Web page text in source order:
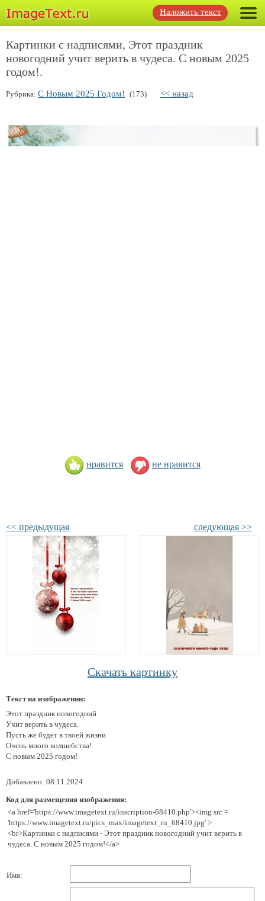
Наложить текст
Картинки с надписями, Этот праздник
новогодний учит верить в чудеса. С новым 2025
годом!.
Рубрика: С Новым 2025 Годом! (173) << назад
нравится не нравится
<< предыдущая следующая >>
Скачать картинку
Текст на изображении:
Этот праздник новогодний
Учит верить в чудеса.
Пусть же будет в твоей жизни
Очень много волшебства!
С новым 2025 годом!
Добавлено: 08.11.2024
Код для размещения изображения:
<a href='https://www.imagetext.ru/inscription-68410.php'><img src =
'https://www.imagetext.ru/pics_max/imagetext_ru_68410.jpg' >
<br>Картинки с надписями - Этот праздник новогодний учит верить в
чудеса. С новым 2025 годом!</a>
Имя: